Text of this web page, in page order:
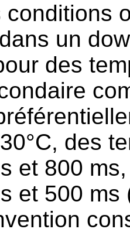
conditions
un
des
des
et 800
et 500